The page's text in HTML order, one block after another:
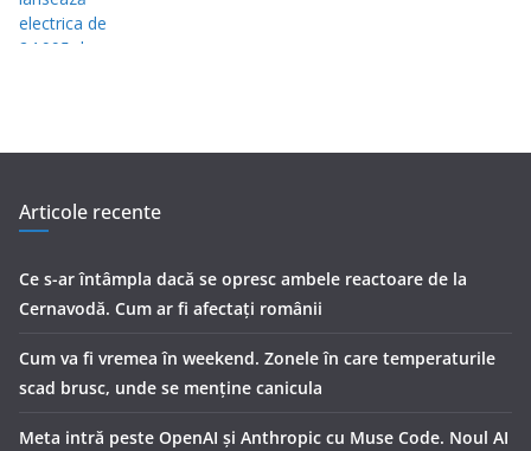
Articole recente
Ce s-ar întâmpla dacă se opresc ambele reactoare de la
Cernavodă. Cum ar fi afectați românii
Cum va fi vremea în weekend. Zonele în care temperaturile
scad brusc, unde se menţine canicula
Meta intră peste OpenAI și Anthropic cu Muse Code. Noul AI